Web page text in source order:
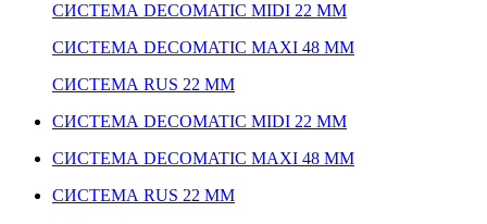
СИСТЕМА DECOMATIC MIDI 22 ММ
СИСТЕМА DECOMATIC MAXI 48 ММ
СИСТЕМА RUS 22 ММ
СИСТЕМА DECOMATIC MIDI 22 ММ
СИСТЕМА DECOMATIC MAXI 48 ММ
СИСТЕМА RUS 22 ММ